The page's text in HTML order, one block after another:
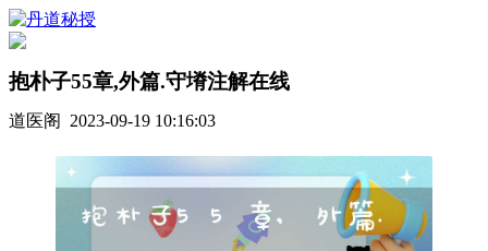
抱朴子55章,外篇.守塉注解在线
道医阁 2023-09-19 10:16:03